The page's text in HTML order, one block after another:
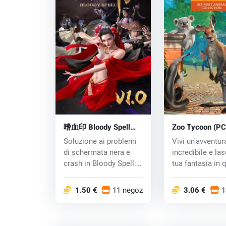
嗜血印 Bloody Spell
(PC) key
Soluzione ai problemi
di schermata nera e
crash in Bloody Spell:
1.50 € 11 negozi
Zoo Tycoon
key
Vivi
incredibile e
tua fantasia in
3.06 €